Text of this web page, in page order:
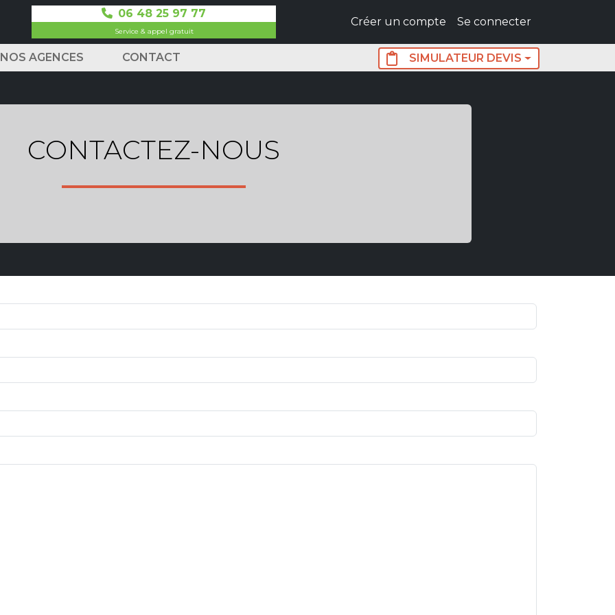
06 48 25 97 77
Service & appel gratuit
User not connected
Créer un compte Se connecter
NOS AGENCES CONTACT SIMULATEUR DEVIS
CONTACTEZ-NOUS